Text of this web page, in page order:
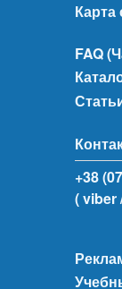
Карта
FAQ
+38
( viber